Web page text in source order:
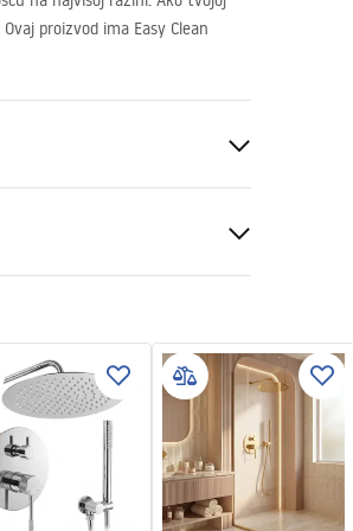
proizvod ima Easy Clean
podu
montażu kabiny